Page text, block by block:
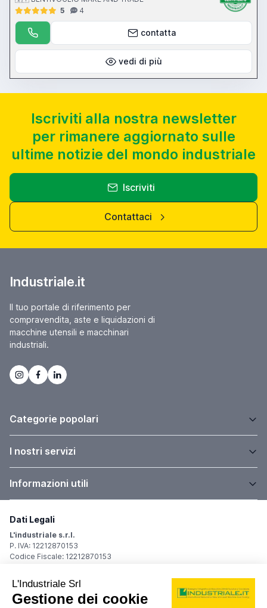
5
4
contatta
vedi di più
Iscriviti alla nostra newsletter
per rimanere aggiornato sulle
ultime notizie del mondo industriale
Iscriviti
Contattaci
Industriale.it
Il tuo portale di riferimento per
compravendita, aste e liquidazioni di
macchine utensili e macchinari
industriali.
Categorie popolari
I nostri servizi
Informazioni utili
Dati Legali
L'industriale s.r.l.
P. IVA: 12212870153
Codice Fiscale: 12212870153
Sede Legale
Via Carlo Dolci, 32
20148 Milano (MI)